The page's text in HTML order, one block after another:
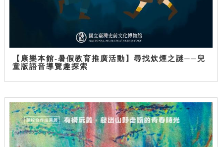
【康樂本館-暑假教育推廣活動】尋找炊煙之謎──兒
童版語音導覽趣探索